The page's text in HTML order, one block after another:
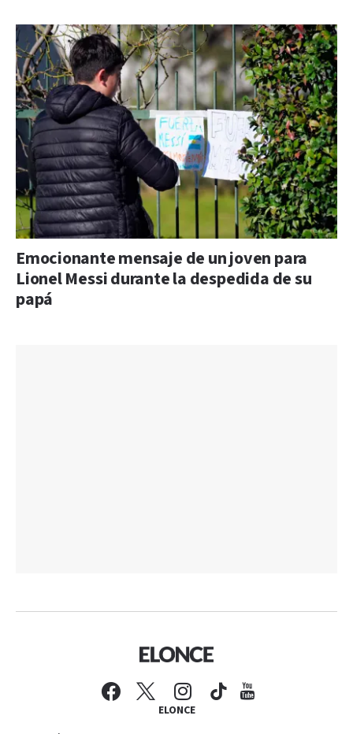
Emocionante mensaje de un joven para
Lionel Messi durante la despedida de su
papá
ELONCE